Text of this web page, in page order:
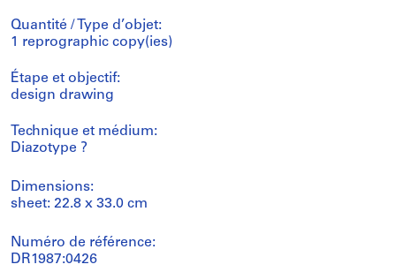
Quantité / Type d’objet:
1 reprographic copy(ies)
Étape et objectif:
design drawing
Technique et médium:
Diazotype ?
Dimensions:
sheet: 22.8 x 33.0 cm
Numéro de référence:
DR1987:0426